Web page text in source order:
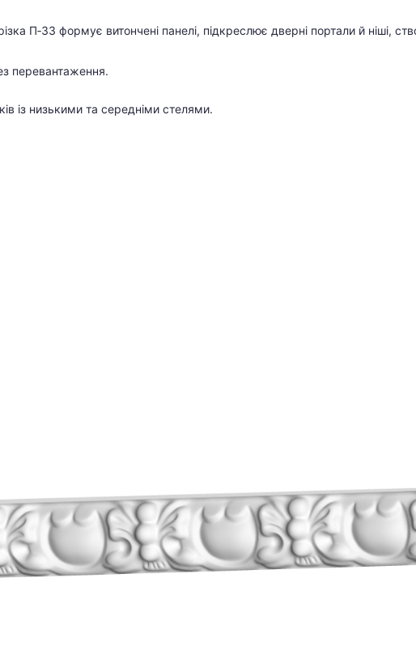
П‑33 формує витончені панелі, підкреслює дверні портали й ніші,
перевантаження.
із низькими та середніми стелями.